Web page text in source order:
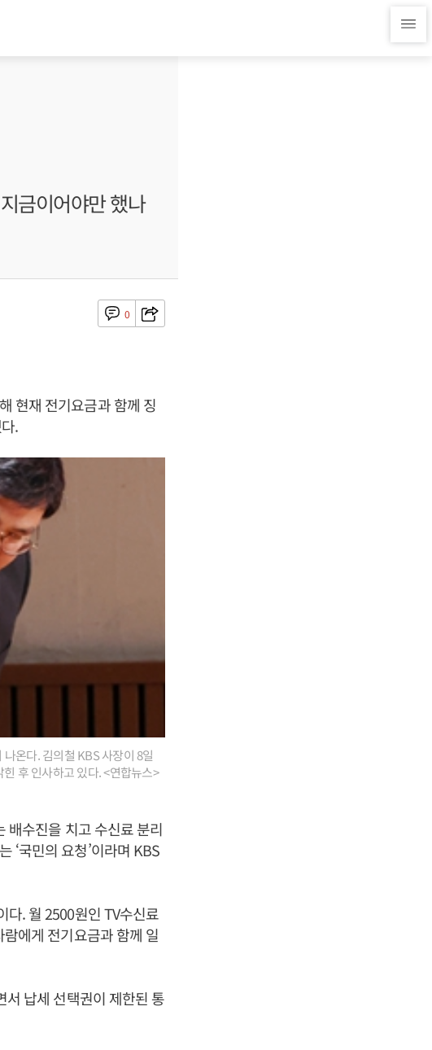
금이어야만 했나
0
현재 전기요금과 함께 징
.
온다. 김의철 KBS 사장이 8일
후 인사하고 있다. <연합뉴스>
배수진을 치고 수신료 분리
‘국민의 요청’이라며 KBS
다. 월 2500원인 TV수신료
에게 전기요금과 함께 일
서 납세 선택권이 제한된 통